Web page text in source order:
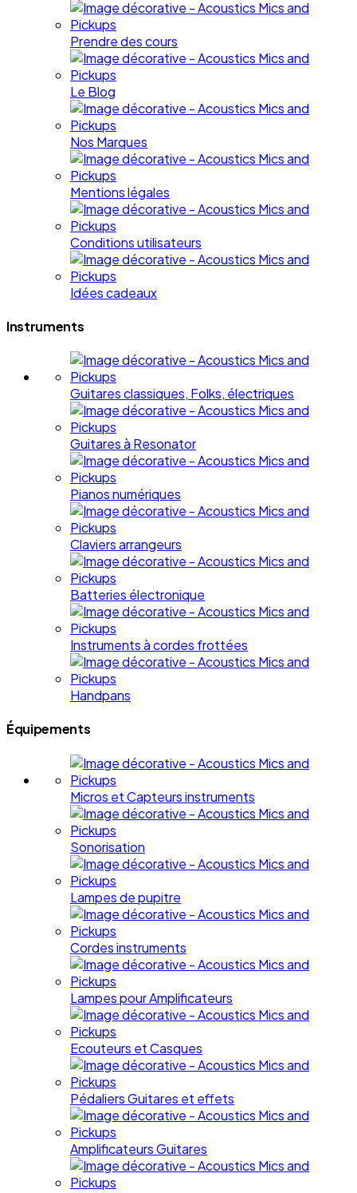
Prendre des cours
Le Blog
Nos Marques
Mentions légales
Conditions utilisateurs
Idées cadeaux
Instruments
Guitares classiques, Folks, électriques
Guitares à Resonator
Pianos numériques
Claviers arrangeurs
Batteries électronique
Instruments à cordes frottées
Handpans
Équipements
Micros et Capteurs instruments
Sonorisation
Lampes de pupitre
Cordes instruments
Lampes pour Amplificateurs
Ecouteurs et Casques
Pédaliers Guitares et effets
Amplificateurs Guitares